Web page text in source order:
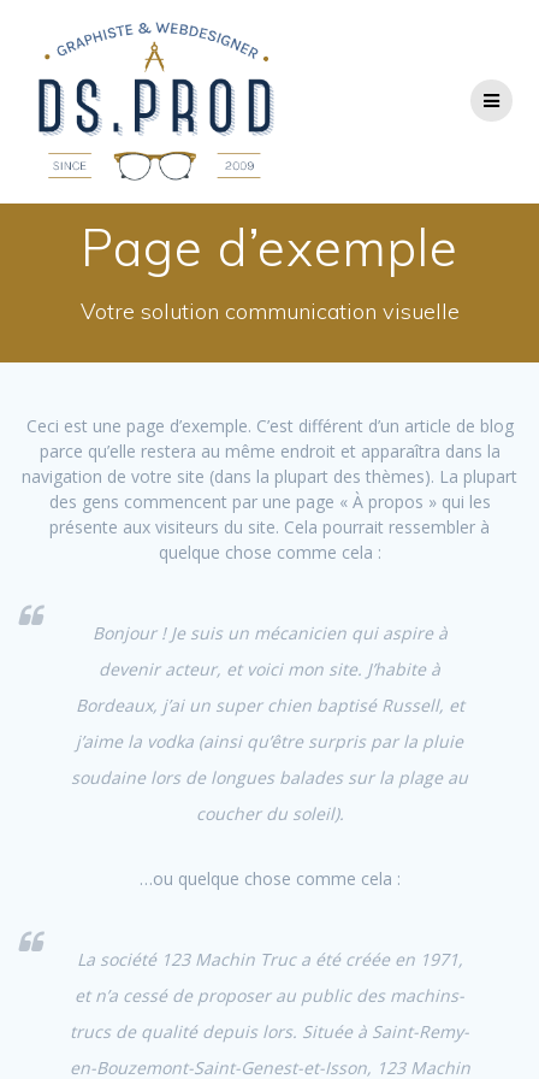
Page d’exemple
Votre solution communication visuelle
Ceci est une page d’exemple. C’est différent d’un article de blog
parce qu’elle restera au même endroit et apparaîtra dans la
navigation de votre site (dans la plupart des thèmes). La plupart
des gens commencent par une page « À propos » qui les
présente aux visiteurs du site. Cela pourrait ressembler à
quelque chose comme cela :
Bonjour ! Je suis un mécanicien qui aspire à
devenir acteur, et voici mon site. J’habite à
Bordeaux, j’ai un super chien baptisé Russell, et
j’aime la vodka (ainsi qu’être surpris par la pluie
soudaine lors de longues balades sur la plage au
coucher du soleil).
…ou quelque chose comme cela :
La société 123 Machin Truc a été créée en 1971,
et n’a cessé de proposer au public des machins-
trucs de qualité depuis lors. Située à Saint-Remy-
en-Bouzemont-Saint-Genest-et-Isson, 123 Machin